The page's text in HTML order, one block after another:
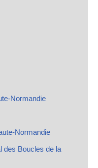
Normandie
Normandie
des Boucles de la